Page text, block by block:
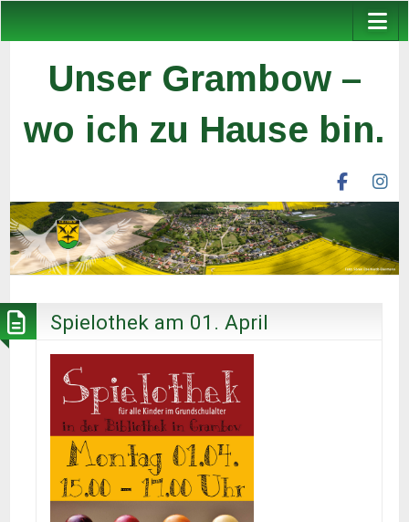
Unser Grambow –
wo ich zu Hause bin.
unser
ev
Spielothek am 01. April